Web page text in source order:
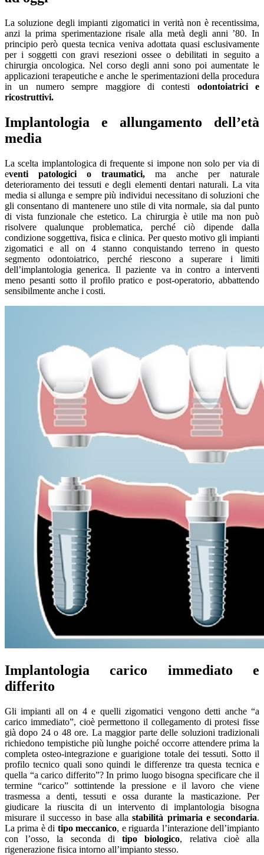
La soluzione degli impianti zigomatici in verità non è recentissima,
anzi la prima sperimentazione risale alla metà degli anni ’80. In
principio però questa tecnica veniva adottata quasi esclusivamente
per i soggetti con gravi resezioni ossee o debilitati in seguito a
chirurgia oncologica. Nel corso degli anni sono poi aumentate le
applicazioni terapeutiche e anche le sperimentazioni della procedura
in un numero sempre maggiore di contesti odontoiatrici e
ricostruttivi.
Implantologia e allungamento dell’età
media
La scelta implantologica di frequente si impone non solo per via di
eventi patologici o traumatici, ma anche per naturale
deterioramento dei tessuti e degli elementi dentari naturali. La vita
media si allunga e sempre più individui necessitano di soluzioni che
gli consentano di mantenere uno stile di vita normale, sia dal punto
di vista funzionale che estetico. La chirurgia è utile ma non può
risolvere qualunque problematica, perché ciò dipende dalla
condizione soggettiva, fisica e clinica. Per questo motivo gli impianti
zigomatici e all on 4 stanno conquistando terreno in questo
segmento odontoiatrico, perché riescono a superare i limiti
dell’implantologia generica. Il paziente va in contro a interventi
meno pesanti sotto il profilo pratico e post-operatorio, abbattendo
sensibilmente anche i costi.
Implantologia carico immediato e
differito
Gli impianti all on 4 e quelli zigomatici vengono detti anche “a
carico immediato”, cioè permettono il collegamento di protesi fisse
già dopo 24 o 48 ore. La maggior parte delle soluzioni tradizionali
richiedono tempistiche più lunghe poiché occorre attendere prima la
completa osteo-integrazione e guarigione totale dei tessuti. Sotto il
profilo tecnico quali sono quindi le differenze tra questa tecnica e
quella “a carico differito”? In primo luogo bisogna specificare che il
termine “carico” sottintende la pressione e il lavoro che viene
trasmessa a denti, tessuti e ossa durante la masticazione. Per
giudicare la riuscita di un intervento di implantologia bisogna
misurare il successo in base alla stabilità primaria e secondaria.
La prima è di tipo meccanico, e riguarda l’interazione dell’impianto
con l’osso, la seconda ditipo biologico, relativa cioè alla
rigenerazione fisica intorno all’impianto stesso.